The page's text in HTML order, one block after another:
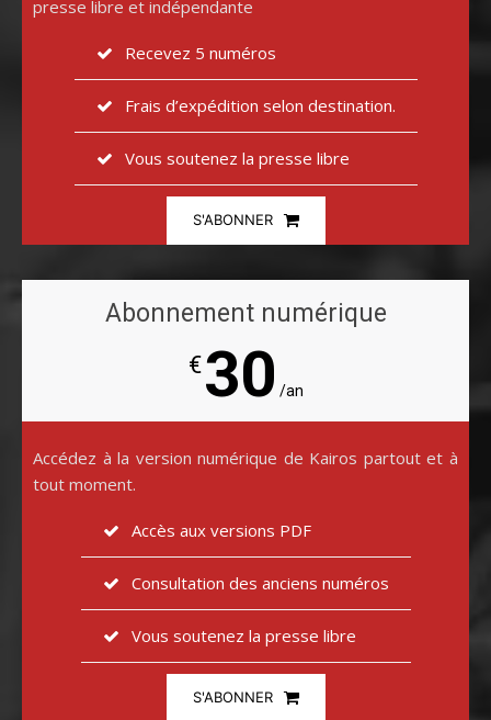
presse libre et indépendante
Recevez 5 numéros
Frais d’expédition selon destination.
Vous soutenez la presse libre
S'ABONNER
Abonnement numérique
€30 /an
Accédez à la version numérique de Kairos partout et à
tout moment.
Accès aux versions PDF
Consultation des anciens numéros
Vous soutenez la presse libre
S'ABONNER